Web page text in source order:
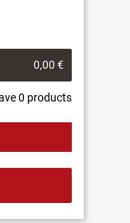
0 products
0,00 €